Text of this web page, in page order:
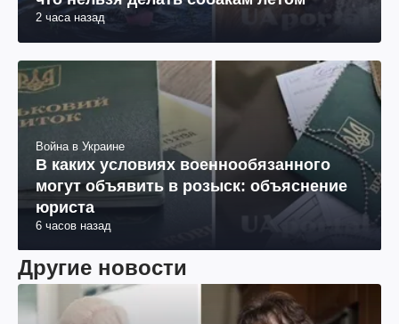
2 часа назад
Война в Украине
В каких условиях военнообязанного
могут объявить в розыск: объяснение
юриста
6 часов назад
Другие новости